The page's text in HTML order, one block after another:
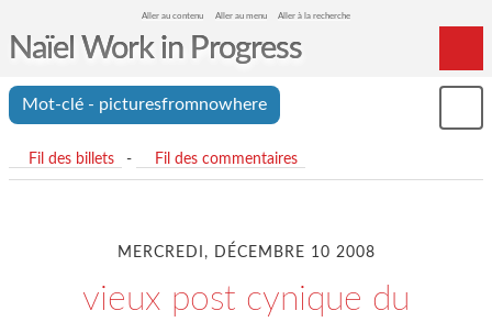
Aller au contenu Aller au menu Aller à la recherche
Naïel Work in Progress
Home
Mot-clé - picturesfromnowhere
Fil des billets - Fil des commentaires
MERCREDI, DÉCEMBRE 10 2008
vieux post cynique du